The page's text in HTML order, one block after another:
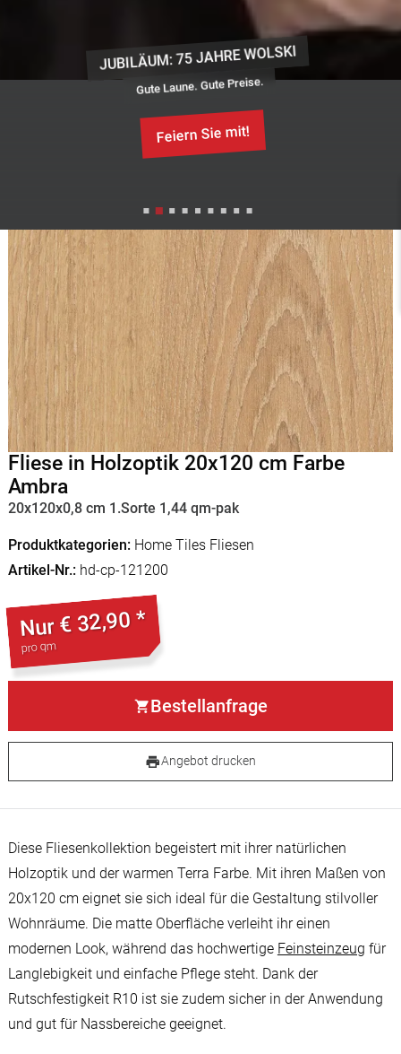
75 JAHRE WOLSKI
Gute Laune. Gute Preise.
Fliese in Holzoptik 20x120 cm Farbe
Ambra
20x120x0,8 cm 1.Sorte 1,44 qm-pak
Produktkategorien Home Tiles Fliesen
Artikel-Nr. hd-cp-121200
Nur€ 32,90 *
pro qm
Bestellanfrage
Angebot drucken
Diese Fliesenkollektion begeistert mit ihrer natürlichen
Holzoptik und der warmen Terra Farbe. Mit ihren Maßen von
20x120 cm eignet sie sich ideal für die Gestaltung stilvoller
Wohnräume. Die matte Oberfläche verleiht ihr einen
modernen Look, während das hochwertige Feinsteinzeug für
Langlebigkeit und einfache Pflege steht. Dank der
Rutschfestigkeit R10 ist sie zudem sicher in der Anwendung
und gut für Nassbereiche geeignet.